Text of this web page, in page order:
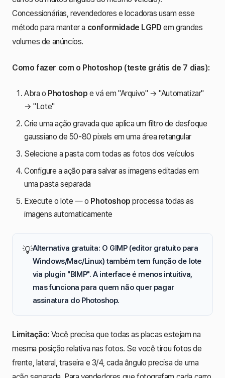
Concessionárias, revendedores e locadoras usam esse
método para manter a conformidade LGPD em grandes
volumes de anúncios.
Como fazer com o Photoshop (teste grátis de 7 dias):
Abra o Photoshop e vá em "Arquivo" → "Automatizar"
→ "Lote"
Crie uma ação gravada que aplica um filtro de desfoque
gaussiano de 50-80 pixels em uma área retangular
Selecione a pasta com todas as fotos dos veículos
Configure a ação para salvar as imagens editadas em
uma pasta separada
Execute o lote — o Photoshop processa todas as
imagens automaticamente
💡Alternativa gratuita: O GIMP(editor gratuito para
Windows/Mac/Linux) também tem função de lote
via plugin "BIMP". A interface é menos intuitiva,
mas funciona para quem não quer pagar
assinatura do Photoshop.
Limitação: Você precisa que todas as placas estejam na
mesma posição relativa nas fotos. Se você tirou fotos de
frente, lateral, traseira e 3/4, cada ângulo precisa de uma